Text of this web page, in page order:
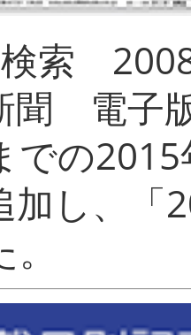
索
電子
での
加し、「
し